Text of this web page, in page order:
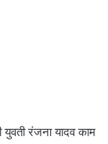
युवती रंजना यादव काम